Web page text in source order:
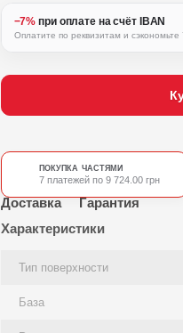
−7% при оплате на счёт IBAN
Оплатите по реквизитам и сэкономьте
ПОКУПКА ЧАСТЯМИ
7 платежей по 9 724.00 грн
Доставка
Гарантия
Характеристики
Тип поверхности
База